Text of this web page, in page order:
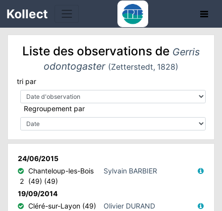
Kollect
Liste des observations de Gerris
odontogaster (Zetterstedt, 1828)
tri par
Regroupement par
24/06/2015
2
Chanteloup-les-Bois
(49) (49)
Sylvain BARBIER
19/09/2014
Cléré-sur-Layon (49)
Olivier DURAND